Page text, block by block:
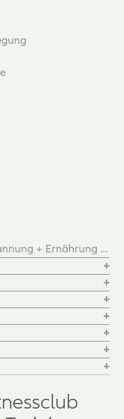
4S-Training - Bewegung + Entspannung + Ernährung + Motivation